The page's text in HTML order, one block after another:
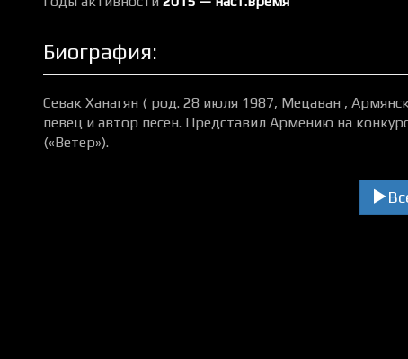
Биография:
Севак Ханагян ( род. 28 июля 1987, Мецаван ,
певец и автор песен. Представил Армению на
(«Ветер»).